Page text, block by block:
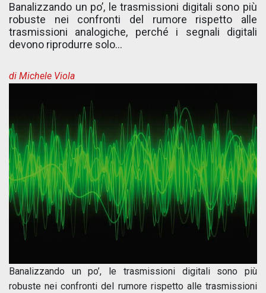
Banalizzando un po’, le trasmissioni digitali sono più
robuste nei confronti del rumore rispetto alle
trasmissioni analogiche, perché i segnali digitali
devono riprodurre solo...
di Michele Viola
Banalizzando un po’, le trasmissioni digitali sono più
robuste nei confronti del rumore rispetto alle trasmissioni